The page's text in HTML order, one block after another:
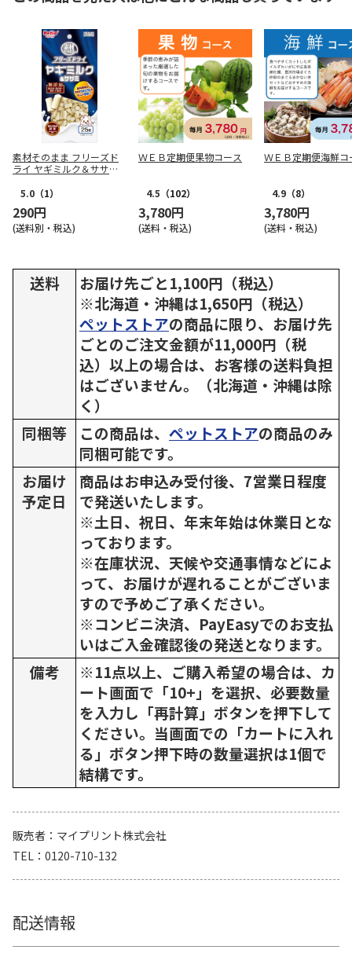
素材そのまま フリーズド
ライ ヤギミルク＆ササミ 2
5.0 （1）
290円
(送料別・税込)
ＷＥＢ定期便果物コース
4.5 （102）
3,780円
(送料・税込)
ＷＥＢ定期便海鮮コ
4.9 （8）
3,780円
(送料・税込)
送料
お届け先ごと1,100円（税込）
※北海道・沖縄は1,650円（税込）
ペットストアの商品に限り、お届け先
ごとのご注文金額が11,000円（税
込）以上の場合は、お客様の送料負担
はございません。（北海道・沖縄は除
く）
同梱等
この商品は、 ペットストアの商品のみ
同梱可能です。
お届け
予定日
商品はお申込み受付後、7営業日程度
で発送いたします。
※土日、祝日、年末年始は休業日とな
っております。
※在庫状況、天候や交通事情などによ
って、お届けが遅れることがございま
すので予めご了承ください。
※コンビニ決済、PayEasyでのお支払
いはご入金確認後の発送となります。
備考
※11点以上、ご購入希望の場合は、カ
ート画面で「10+」を選択、必要数量
を入力し「再計算」ボタンを押下して
ください。当画面での「カートに入れ
る」ボタン押下時の数量選択は1個で
結構です。
販売者
マイプリント株式会社
TEL
0120-710-132
配送情報